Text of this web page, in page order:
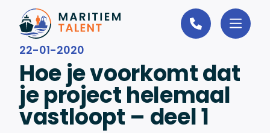
Ga naar de inhoud
22-01-2020
Hoe je voorkomt dat
je project helemaal
vastloopt – deel 1